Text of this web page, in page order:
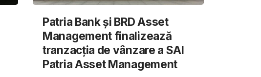
Patria Bank și BRD Asset
Management finalizează
tranzacția de vânzare a SAI
Patria Asset Management